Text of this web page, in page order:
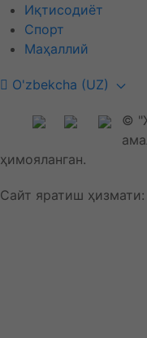
Иқтисодиёт
Спорт
Маҳаллий
O'zbekcha (UZ)
©
ҳимояланган.
Сайт яратиш ҳизмати: